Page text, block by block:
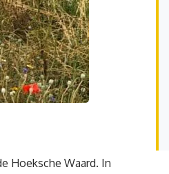
Hoeksche Waard. In